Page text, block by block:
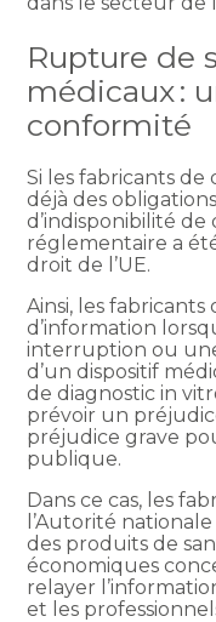
Rupture de
médicaux :
conformité
Si les fabricants de
déjà des
d’indisponibilité de
réglementaire a
droit de l’UE.
Ainsi, les
d’information
interruption ou
d’un dispositif
de diagnostic in
prévoir un
préjudice grave
publique.
Dans ce cas, les
l’Autorité
des produits de
économiques
relayer
et les